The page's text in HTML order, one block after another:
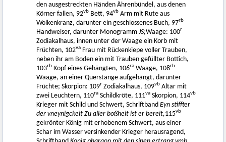
den ausgestreckten Händen Ährenbündel, aus denen
Körner fallen, 92vb Bett, 94vb Arm mit Rute aus
Wolkenkranz, darunter ein geschlossenes Buch, 97rb
Handweiser, darunter Monogramm JS;Waage: 100r
Zodiakalhaus, innen unter der Waage ein Korb mit
Früchten, 102va Frau mit Rückenkiepe voller Trauben,
neben ihr am Boden ein mit Trauben gefüllter Bottich,
103rb Kopf eines Gehängten, 106ra Waage, 108rb
Waage, an einer Querstange aufgehängt, darunter
Früchte; Skorpion: 109r Zodiakalhaus, 109vb Altar mit
zwei Leuchtern, 110ra Schildkröte, 111va Skorpion, 114vb
Krieger mit Schild und Schwert, Schriftband Eyn stiffter
der vneynigckeit Zu aller boßheit ist er bereit,115vb
gekrönter König mit erhobenem Schwert, aus einer
Schar im Wasser versinkender Krieger herausragend,